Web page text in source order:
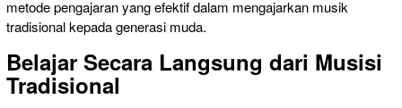
metode pengajaran yang efektif dalam mengajarkan musik
tradisional kepada generasi muda.
Belajar Secara Langsung dari Musisi
Tradisional